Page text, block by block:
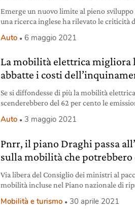
Emerge un nuovo limite al pieno
una ricerca inglese ha rilevato le criticità
Auto 6 maggio 2021
La mobilità elettrica migliora
abbatte i costi
Se si diffondesse di più la mobilità
scenderebbero del 62 per cento le
Auto 3 maggio 2021
Pnrr, il piano Draghi passa
sulla mobilità che potrebbero
Via libera del Consiglio dei ministri al
mobilità incluse nel Piano nazionale di
l’idrogeno. I punti caldi.
Mobilità e turismo 30 aprile 2021